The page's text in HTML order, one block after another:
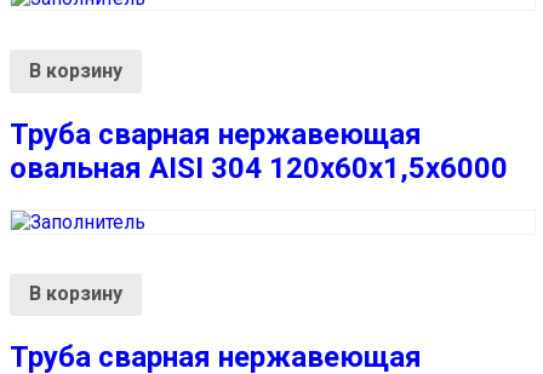
В корзину
Труба сварная нержавеющая
овальная AISI 304 120х60х1,5х6000
В корзину
Труба сварная нержавеющая